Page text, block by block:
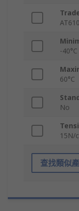
-40°C
60°C
No
15N/
查找類似